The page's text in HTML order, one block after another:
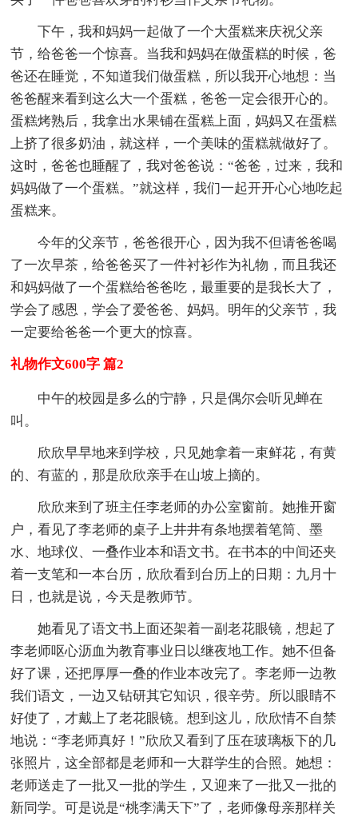
下午，我和妈妈一起做了一个大蛋糕来庆祝父亲
节，给爸爸一个惊喜。当我和妈妈在做蛋糕的时候，爸
爸还在睡觉，不知道我们做蛋糕，所以我开心地想：当
爸爸醒来看到这么大一个蛋糕，爸爸一定会很开心的。
蛋糕烤熟后，我拿出水果铺在蛋糕上面，妈妈又在蛋糕
上挤了很多奶油，就这样，一个美味的蛋糕就做好了。
这时，爸爸也睡醒了，我对爸爸说：“爸爸，过来，我和
妈妈做了一个蛋糕。”就这样，我们一起开开心心地吃起
蛋糕来。
今年的父亲节，爸爸很开心，因为我不但请爸爸喝
了一次早茶，给爸爸买了一件衬衫作为礼物，而且我还
和妈妈做了一个蛋糕给爸爸吃，最重要的是我长大了，
学会了感恩，学会了爱爸爸、妈妈。明年的父亲节，我
一定要给爸爸一个更大的惊喜。
礼物作文600字 篇2
中午的校园是多么的宁静，只是偶尔会听见蝉在
叫。
欣欣早早地来到学校，只见她拿着一束鲜花，有黄
的、有蓝的，那是欣欣亲手在山坡上摘的。
欣欣来到了班主任李老师的办公室窗前。她推开窗
户，看见了李老师的桌子上井井有条地摆着笔筒、墨
水、地球仪、一叠作业本和语文书。在书本的中间还夹
着一支笔和一本台历，欣欣看到台历上的日期：九月十
日，也就是说，今天是教师节。
她看见了语文书上面还架着一副老花眼镜，想起了
李老师呕心沥血为教育事业日以继夜地工作。她不但备
好了课，还把厚厚一叠的作业本改完了。李老师一边教
我们语文，一边又钻研其它知识，很辛劳。所以眼睛不
好使了，才戴上了老花眼镜。想到这儿，欣欣情不自禁
地说：“李老师真好！”欣欣又看到了压在玻璃板下的几
张照片，这全部都是老师和一大群学生的合照。她想：
老师送走了一批又一批的学生，又迎来了一批又一批的
新同学。可是说是“桃李满天下”了，老师像母亲那样关